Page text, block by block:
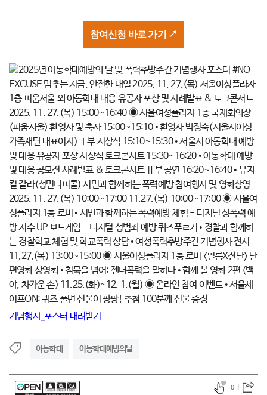
참여신청 바로 가기 ↗
기념행사_포스터 내려받기
아동학대 아동학대예방의날
0